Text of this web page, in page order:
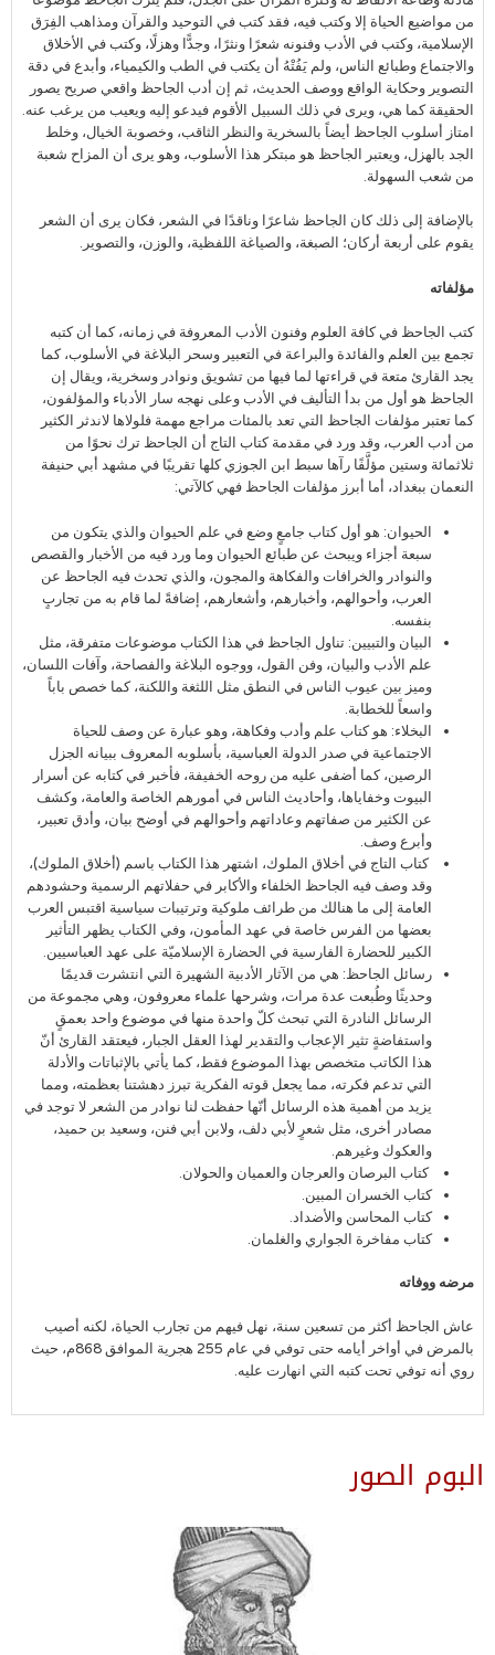
من مواضيع الحياة إلا وكتب فيه، فقد كتب في التوحيد والقرآن ومذاهب الفِرَق
الإسلامية، وكتب في الأدب وفنونه شعرًا ونثرًا، وجدًّا وهزلًا، وكتب في الأخلاق
والاجتماع وطبائع الناس، ولم يَفُتْهُ أن يكتب في الطب والكيمياء، وأبدع في دقة
التصوير وحكاية الواقع ووصف الحديث، ثم إن أدب الجاحظ واقعي صريح يصور
الحقيقة كما هي، ويرى في ذلك السبيل الأقوم فيدعو إليه ويعيب من يرغب عنه.
امتاز أسلوب الجاحظ أيضاً بالسخرية والنظر الثاقب، وخصوبة الخيال، وخلط
الجد بالهزل، ويعتبر الجاحظ هو مبتكر هذا الأسلوب، وهو يرى أن المزاح شعبة
من شعب السهولة.
بالإضافة إلى ذلك كان الجاحظ شاعرًا وناقدًا في الشعر، فكان يرى أن الشعر
يقوم على أربعة أركان؛ الصبغة، والصياغة اللفظية، والوزن، والتصوير.
مؤلفاته
كتب الجاحظ في كافة العلوم وفنون الأدب المعروفة في زمانه، كما أن كتبه
تجمع بين العلم والفائدة والبراعة في التعبير وسحر البلاغة في الأسلوب، كما
يجد القارئ متعة في قراءتها لما فيها من تشويق ونوادر وسخرية، ويقال إن
الجاحظ هو أول من بدأ التأليف في الأدب وعلى نهجه سار الأدباء والمؤلفون،
كما تعتبر مؤلفات الجاحظ التي تعد بالمئات مراجع مهمة فلولاها لاندثر الكثير
من أدب العرب، وقد ورد في مقدمة كتاب التاج أن الجاحظ ترك نحوًا من
ثلاثمائة وستين مؤلَّفًا رآها سبط ابن الجوزي كلها تقريبًا في مشهد أبي حنيفة
النعمان ببغداد، أما أبرز مؤلفات الجاحظ فهي كالآتي:
الحيوان: هو أول كتاب جامعٍ وضع في علم الحيوان والذي يتكون من
سبعة أجزاء ويبحث عن طبائع الحيوان وما ورد فيه من الأخبار والقصص
والنوادر والخرافات والفكاهة والمجون، والذي تحدث فيه الجاحظ عن
العرب، وأحوالهم، وأخبارهم، وأشعارهم، إضافةً لما قام به من تجاربٍ
بنفسه.
البيان والتبيين: تناول الجاحظ في هذا الكتاب موضوعات متفرقة، مثل
علم الأدب والبيان، وفن القول، ووجوه البلاغة والفصاحة، وآفات اللسان،
وميز بين عيوب الناس في النطق مثل اللثغة واللكنة، كما خصص باباً
واسعاً للخطابة.
البخلاء: هو كتاب علم وأدب وفكاهة، وهو عبارة عن وصف للحياة
الاجتماعية في صدر الدولة العباسية، بأسلوبه المعروف ببيانه الجزل
الرصين، كما أضفى عليه من روحه الخفيفة، فأخبر في كتابه عن أسرار
البيوت وخفاياها، وأحاديث الناس في أمورهم الخاصة والعامة، وكشف
عن الكثير من صفاتهم وعاداتهم وأحوالهم في أوضح بيان، وأدق تعبير،
وأبرع وصف.
كتاب التاج في أخلاق الملوك، اشتهر هذا الكتاب باسم (أخلاق الملوك)،
وقد وصف فيه الجاحظ الخلفاء والأكابر في حفلاتهم الرسمية وحشودهم
العامة إلى ما هنالك من طرائف ملوكية وترتيبات سياسية اقتبس العرب
بعضها من الفرس خاصة في عهد المأمون، وفي الكتاب يظهر التأثير
الكبير للحضارة الفارسية في الحضارة الإسلاميّة على عهد العباسيين.
رسائل الجاحظ: هي من الآثار الأدبية الشهيرة التي انتشرت قديمًا
وحديثًا وطُبعت عدة مرات، وشرحها علماء معروفون، وهي مجموعة من
الرسائل النادرة التي تبحث كلّ واحدة منها في موضوع واحد بعمقٍ
واستفاضةٍ تثير الإعجاب والتقدير لهذا العقل الجبار، فيعتقد القارئ أنّ
هذا الكاتب متخصص بهذا الموضوع فقط، كما يأتي بالإثباتات والأدلة
التي تدعم فكرته، مما يجعل قوته الفكرية تبرز دهشتنا بعظمته، ومما
يزيد من أهمية هذه الرسائل أنّها حفظت لنا نوادر من الشعر لا توجد في
مصادر أخرى، مثل شعرٍ لأبي دلف، ولابن أبي فنن، وسعيد بن حميد،
والعكوك وغيرهم.
كتاب البرصان والعرجان والعميان والحولان.
كتاب الخسران المبين.
كتاب المحاسن والأضداد.
كتاب مفاخرة الجواري والغلمان.
مرضه ووفاته
عاش الجاحظ أكثر من تسعين سنة، نهل فيهم من تجارب الحياة، لكنه أصيب
بالمرض في أواخر أيامه حتى توفي في عام 255 هجرية الموافق 868م، حيث
روي أنه توفي تحت كتبه التي انهارت عليه.
البوم الصور